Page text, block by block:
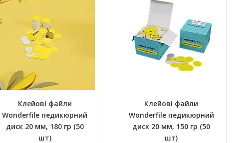
Клейові файли
Wonderfile педикюрний
диск 20 мм, 180 гр (50
шт)
Клейові файли
Wonderfile педикюрний
диск 20 мм, 150 гр (50
шт)